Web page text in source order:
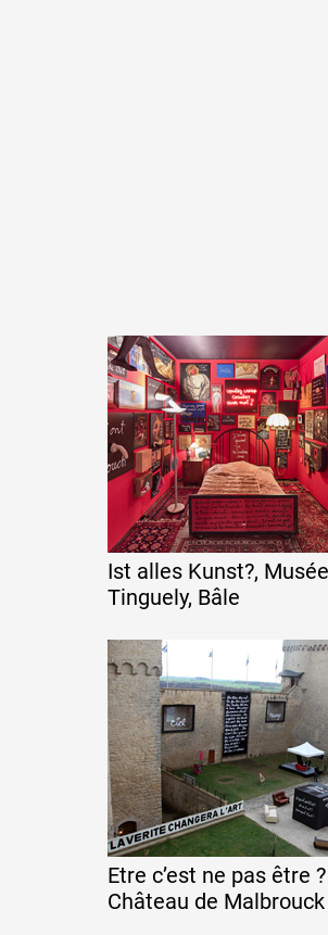
Visites d'ateliers
Production vidéo
Formation
Événements
1% œuvres
Réseau
Ist alles Kunst?, Musée
Tinguely, Bâle
Etre c’est ne pas être ?
Château de Malbrouck